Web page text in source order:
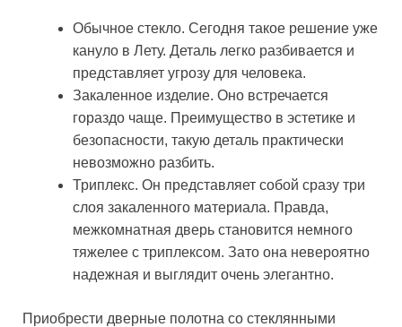
Обычное стекло. Сегодня такое решение уже
кануло в Лету. Деталь легко разбивается и
представляет угрозу для человека.
Закаленное изделие. Оно встречается
гораздо чаще. Преимущество в эстетике и
безопасности, такую деталь практически
невозможно разбить.
Триплекс. Он представляет собой сразу три
слоя закаленного материала. Правда,
межкомнатная дверь становится немного
тяжелее с триплексом. Зато она невероятно
надежная и выглядит очень элегантно.
Приобрести дверные полотна со стеклянными